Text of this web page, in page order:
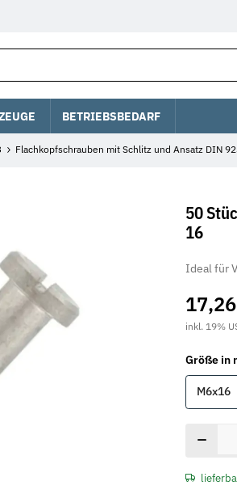
BETRIEBSBEDARF
Flachkopfschrauben mit Schlitz und Ansatz DIN
50
16
Ideal für
inkl. 19%
Größe in
M6x16